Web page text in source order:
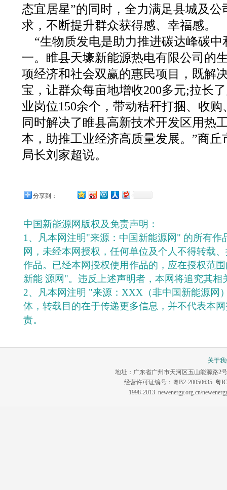
态宜居星”的同时，全力满足县城及
求，不断提升群众获得感、幸福感。
“生物质发电是助力推进碳达峰碳
一。睢县天壕新能源热电有限公司的
项经济和社会双赢的惠民项目，既解
宝，让群众每亩地增收200多元;拉长
业岗位150余个，带动秸秆打捆、收
同时解决了睢县高新技术开发区用热
本，助推工业经济高质量发展。”商
局长刘家超说。
分享到：
中国新能源网版权及免责声明：
1、凡本网注明"来源：中国新能源网" 的所有作
网，未经本网授权，任何单位及个人不得转载
作品。已经本网授权使用作品的，应在授权范
新能 源网"。违反上述声明者，本网将追究其相
2、凡本网注明 "来源：XXX（非中国新能源网
体，转载目的在于传递更多信息，并不代表本
责。
关于
地址：广东省广州市天河区五山能源路2
经营许可证编号：粤B2-20050635 粤
1998-2013 newenergy.org.cn/